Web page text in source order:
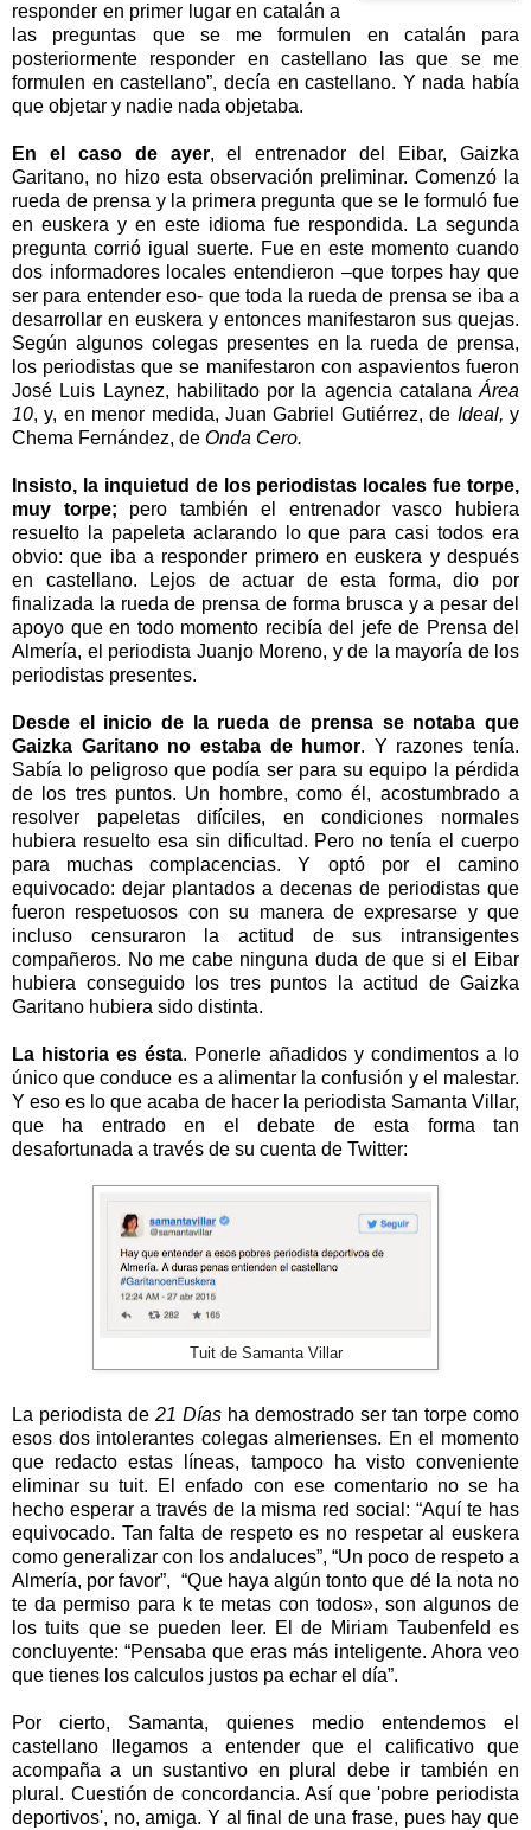
responder en primer lugar en catalán a
las preguntas que se me formulen en catalán para
posteriormente responder en castellano las que se me
formulen en castellano”, decía en castellano. Y nada había
que objetar y nadie nada objetaba.
En el caso de ayer, el entrenador del Eibar, Gaizka
Garitano, no hizo esta observación preliminar. Comenzó la
rueda de prensa y la primera pregunta que se le formuló fue
en euskera y en este idioma fue respondida. La segunda
pregunta corrió igual suerte. Fue en este momento cuando
dos informadores locales entendieron –que torpes hay que
ser para entender eso- que toda la rueda de prensa se iba a
desarrollar en euskera y entonces manifestaron sus quejas.
Según algunos colegas presentes en la rueda de prensa,
los periodistas que se manifestaron con aspavientos fueron
José Luis Laynez, habilitado por la agencia catalana Área
10, y, en menor medida, Juan Gabriel Gutiérrez, de Ideal,y
Chema Fernández, de Onda Cero.
Insisto, la inquietud de los periodistas locales fue torpe,
muy torpe; pero también el entrenador vasco hubiera
resuelto la papeleta aclarando lo que para casi todos era
obvio: que iba a responder primero en euskera y después
en castellano. Lejos de actuar de esta forma, dio por
finalizada la rueda de prensa de forma brusca y a pesar del
apoyo que en todo momento recibía del jefe de Prensa del
Almería, el periodista Juanjo Moreno, y de la mayoría de los
periodistas presentes.
Desde el inicio de la rueda de prensa se notaba que
Gaizka Garitano no estaba de humor. Y razones tenía.
Sabía lo peligroso que podía ser para su equipo la pérdida
de los tres puntos. Un hombre, como él, acostumbrado a
resolver papeletas difíciles, en condiciones normales
hubiera resuelto esa sin dificultad. Pero no tenía el cuerpo
para muchas complacencias. Y optó por el camino
equivocado: dejar plantados a decenas de periodistas que
fueron respetuosos con su manera de expresarse y que
incluso censuraron la actitud de sus intransigentes
compañeros. No me cabe ninguna duda de que si el Eibar
hubiera conseguido los tres puntos la actitud de Gaizka
Garitano hubiera sido distinta.
La historia es ésta. Ponerle añadidos y condimentos a lo
único que conduce es a alimentar la confusión y el malestar.
Y eso es lo que acaba de hacer la periodista Samanta Villar,
que ha entrado en el debate de esta forma tan
desafortunada a través de su cuenta de Twitter:
Tuit de Samanta Villar
La periodista de 21 Días ha demostrado ser tan torpe como
esos dos intolerantes colegas almerienses. En el momento
que redacto estas líneas, tampoco ha visto conveniente
eliminar su tuit. El enfado con ese comentario no se ha
hecho esperar a través de la misma red social: “Aquí te has
equivocado. Tan falta de respeto es no respetar al euskera
como generalizar con los andaluces”, “Un poco de respeto a
Almería, por favor”, “Que haya algún tonto que dé la nota no
te da permiso para k te metas con todos», son algunos de
los tuits que se pueden leer. El de Miriam Taubenfeld es
concluyente: “Pensaba que eras más inteligente. Ahora veo
que tienes los calculos justos pa echar el día”.
Por cierto, Samanta, quienes medio entendemos el
castellano llegamos a entender que el calificativo que
acompaña a un sustantivo en plural debe ir también en
plural. Cuestión de concordancia. Así que 'pobre periodista
deportivos', no, amiga. Y al final de una frase, pues hay que